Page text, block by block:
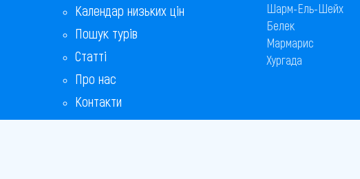
Календар низьких цін
Пошук турів
Статті
Про нас
Контакти
Бонусна програма
Шарм-Ель-Шейх
Белек
Мармарис
Хургада